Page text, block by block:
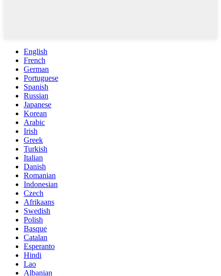
English
French
German
Portuguese
Spanish
Russian
Japanese
Korean
Arabic
Irish
Greek
Turkish
Italian
Danish
Romanian
Indonesian
Czech
Afrikaans
Swedish
Polish
Basque
Catalan
Esperanto
Hindi
Lao
Albanian